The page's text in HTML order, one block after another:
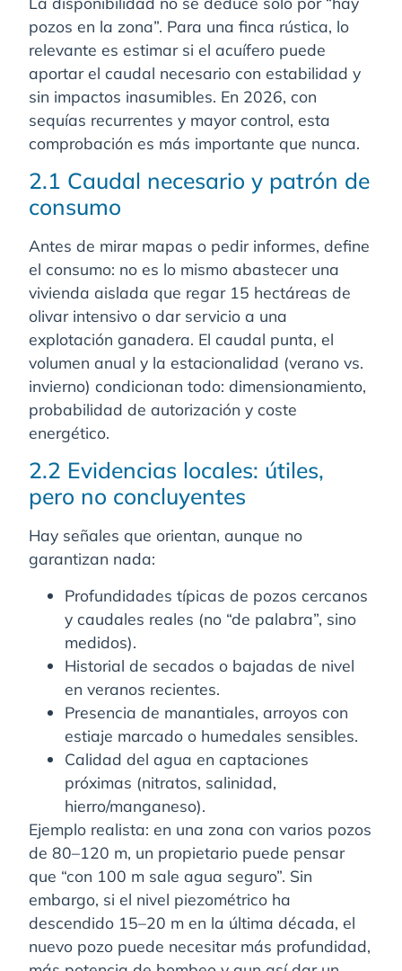
pozos en la zona”. Para una finca rústica, lo
relevante es estimar si el acuífero puede
aportar el caudal necesario con estabilidad y
sin impactos inasumibles. En 2026, con
sequías recurrentes y mayor control, esta
comprobación es más importante que nunca.
2.1 Caudal necesario y patrón de
consumo
Antes de mirar mapas o pedir informes, define
el consumo: no es lo mismo abastecer una
vivienda aislada que regar 15 hectáreas de
olivar intensivo o dar servicio a una
explotación ganadera. El caudal punta, el
volumen anual y la estacionalidad (verano vs.
invierno) condicionan todo: dimensionamiento,
probabilidad de autorización y coste
energético.
2.2 Evidencias locales: útiles,
pero no concluyentes
Hay señales que orientan, aunque no
garantizan nada:
Profundidades típicas de pozos cercanos
y caudales reales (no “de palabra”, sino
medidos).
Historial de secados o bajadas de nivel
en veranos recientes.
Presencia de manantiales, arroyos con
estiaje marcado o humedales sensibles.
Calidad del agua en captaciones
próximas (nitratos, salinidad,
hierro/manganeso).
Ejemplo realista: en una zona con varios pozos
de 80–120 m, un propietario puede pensar
que “con 100 m sale agua seguro”. Sin
embargo, si el nivel piezométrico ha
descendido 15–20 m en la última década, el
nuevo pozo puede necesitar más profundidad,